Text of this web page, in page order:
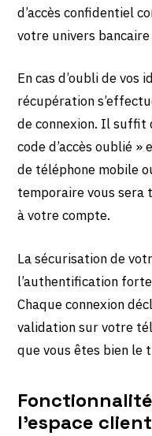
d’accès confidentiel
votre univers
En cas d’oubli de vos
récupération
de connexion. Il
code d’accès oublié
de téléphone mobile
temporaire vous sera
à votre compte.
La sécurisation de
l’authentification
Chaque connexion
validation sur votre
que vous êtes bien le
l’espace